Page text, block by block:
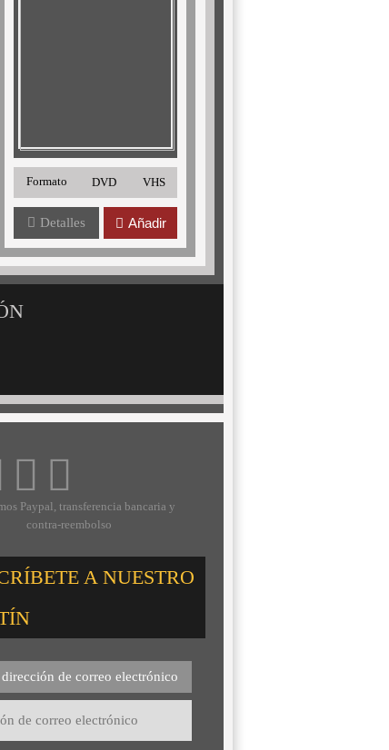
Formato DVD VHS
Detalles Añadir
Paypal, transferencia bancaria y
contra-reembolso
A NUESTRO
de correo electrónico